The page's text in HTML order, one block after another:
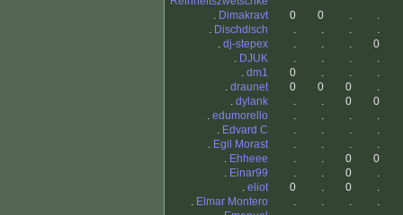
. Dimakravt 0 0 .
.
. Dischdisch . . .
.
. dj-stepex . . .
0
. DJUK . . .
.
. dm1 0 . .
.
. draunet 0 0 0
.
. dylank . . 0
0
. edumorello . . .
.
. Edvard C . . .
.
. Egil Morast . . .
.
. Ehheee . . 0
0
. Einar99 . . 0
.
. eliot 0 . 0
.
. Elmar Montero . . .
.